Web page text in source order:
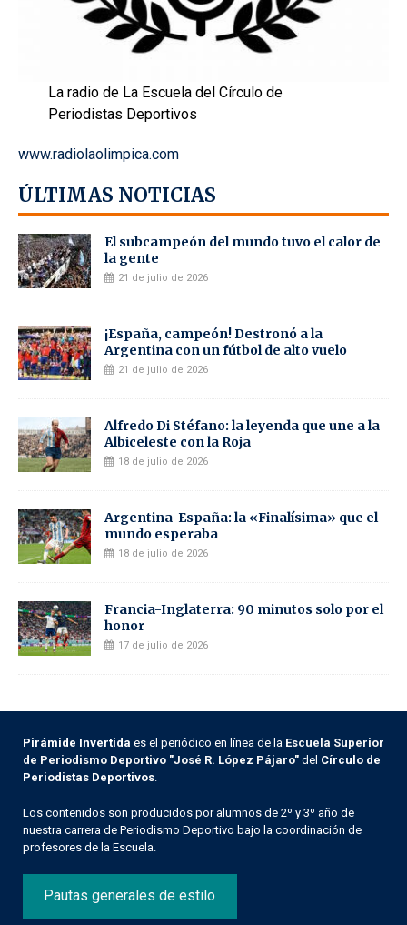
La radio de La Escuela del Círculo de
Periodistas Deportivos
www.radiolaolimpica.com
ÚLTIMAS NOTICIAS
El subcampeón del mundo tuvo el calor de
la gente
21 de julio de 2026
¡España, campeón! Destronó a la
Argentina con un fútbol de alto vuelo
21 de julio de 2026
Alfredo Di Stéfano: la leyenda que une a la
Albiceleste con la Roja
18 de julio de 2026
Argentina-España: la «Finalísima» que el
mundo esperaba
18 de julio de 2026
Francia-Inglaterra: 90 minutos solo por el
honor
17 de julio de 2026
Pirámide Invertida es el periódico en línea de la Escuela Superior
de Periodismo Deportivo "José R. López Pájaro" del Círculo de
Periodistas Deportivos
Los contenidos son producidos por alumnos de 2º y 3º año de
nuestra carrera de Periodismo Deportivo bajo la coordinación de
profesores de la Escuela.
Pautas generales de estilo